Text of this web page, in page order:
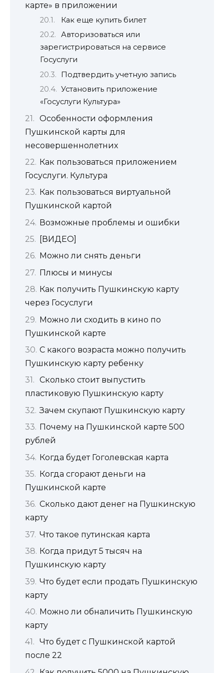
карте» в приложении
Как еще купить билет
Авторизоваться или
зарегистрироваться на сервисе
Госуслуги
Подтвердить учетную запись
Установить приложение
«Госуслуги Культура»
Особенности оформления
Пушкинской карты для
несовершеннолетних
Как пользоваться приложением
Госуслуги. Культура
Как пользоваться виртуальной
Пушкинской картой
Возможные проблемы и ошибки
[ВИДЕО]
Можно ли снять деньги
Плюсы и минусы
Как получить Пушкинскую карту
через Госуслуги
Можно ли сходить в кино по
Пушкинской карте
С какого возраста можно получить
Пушкинскую карту ребенку
Сколько стоит выпустить
пластиковую Пушкинскую карту
Зачем скупают Пушкинскую карту
Почему на Пушкинской карте 500
рублей
Когда будет Гоголевская карта
Когда сгорают деньги на
Пушкинской карте
Сколько дают денег на Пушкинскую
карту
Что такое путинская карта
Когда придут 5 тысяч на
Пушкинскую карту
Что будет если продать Пушкинскую
карту
Можно ли обналичить Пушкинскую
карту
Что будет с Пушкинской картой
после 22